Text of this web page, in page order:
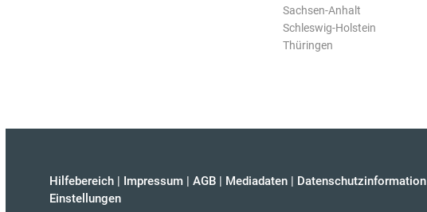
Sachsen-Anhalt
Schleswig-Holstein
Thüringen
Hilfebereich | Impressum | AGB | Mediadaten | Datenschutzinformation
Einstellungen